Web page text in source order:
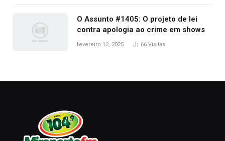
O Assunto #1405: O projeto de lei
contra apologia ao crime em shows
fevereiro 12, 2025 66 Visitas